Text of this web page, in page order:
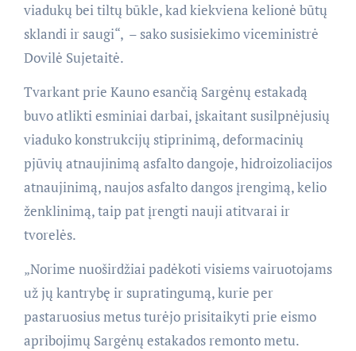
viadukų bei tiltų būkle, kad kiekviena kelionė būtų
sklandi ir saugi“, – sako susisiekimo viceministrė
Dovilė Sujetaitė.
Tvarkant prie Kauno esančią Sargėnų estakadą
buvo atlikti esminiai darbai, įskaitant susilpnėjusių
viaduko konstrukcijų stiprinimą, deformacinių
pjūvių atnaujinimą asfalto dangoje, hidroizoliacijos
atnaujinimą, naujos asfalto dangos įrengimą, kelio
ženklinimą, taip pat įrengti nauji atitvarai ir
tvorelės.
„Norime nuoširdžiai padėkoti visiems vairuotojams
už jų kantrybę ir supratingumą, kurie per
pastaruosius metus turėjo prisitaikyti prie eismo
apribojimų Sargėnų estakados remonto metu.